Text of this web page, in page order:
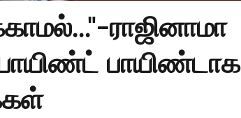
ராஜினாமா
பாயிண்டாக